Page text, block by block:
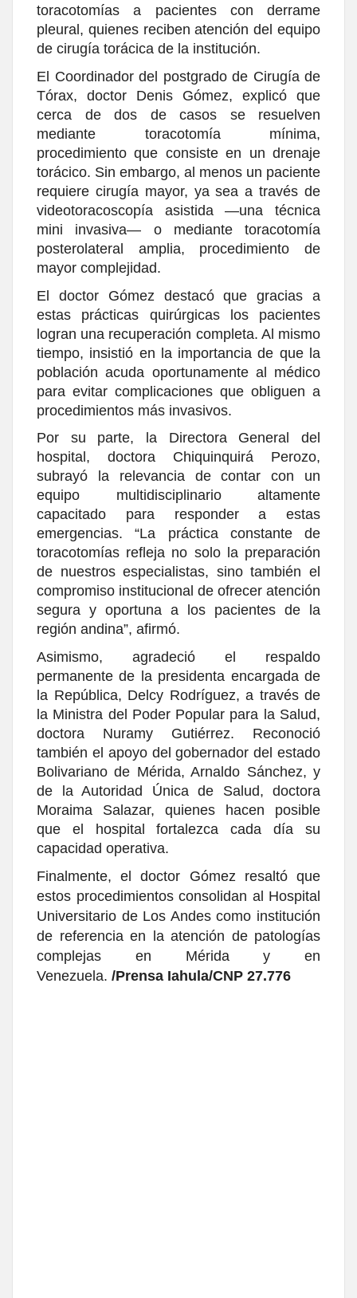
toracotomías a pacientes con derrame
pleural, quienes reciben atención del equipo
de cirugía torácica de la institución.
El Coordinador del postgrado de Cirugía de
Tórax, doctor Denis Gómez, explicó que
cerca de dos de casos se resuelven
mediante toracotomía mínima,
procedimiento que consiste en un drenaje
torácico. Sin embargo, al menos un paciente
requiere cirugía mayor, ya sea a través de
videotoracoscopía asistida —una técnica
mini invasiva— o mediante toracotomía
posterolateral amplia, procedimiento de
mayor complejidad.
El doctor Gómez destacó que gracias a
estas prácticas quirúrgicas los pacientes
logran una recuperación completa. Al mismo
tiempo, insistió en la importancia de que la
población acuda oportunamente al médico
para evitar complicaciones que obliguen a
procedimientos más invasivos.
Por su parte, la Directora General del
hospital, doctora Chiquinquirá Perozo,
subrayó la relevancia de contar con un
equipo multidisciplinario altamente
capacitado para responder a estas
emergencias. “La práctica constante de
toracotomías refleja no solo la preparación
de nuestros especialistas, sino también el
compromiso institucional de ofrecer atención
segura y oportuna a los pacientes de la
región andina”, afirmó.
Asimismo, agradeció el respaldo
permanente de la presidenta encargada de
la República, Delcy Rodríguez, a través de
la Ministra del Poder Popular para la Salud,
doctora Nuramy Gutiérrez. Reconoció
también el apoyo del gobernador del estado
Bolivariano de Mérida, Arnaldo Sánchez, y
de la Autoridad Única de Salud, doctora
Moraima Salazar, quienes hacen posible
que el hospital fortalezca cada día su
capacidad operativa.
Finalmente, el doctor Gómez resaltó que
estos procedimientos consolidan al Hospital
Universitario de Los Andes como institución
de referencia en la atención de patologías
complejas en Mérida y en
Venezuela. /Prensa Iahula/CNP 27.776